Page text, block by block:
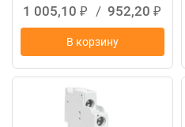
1 005,10 ₽ / 952,20 ₽
В корзину